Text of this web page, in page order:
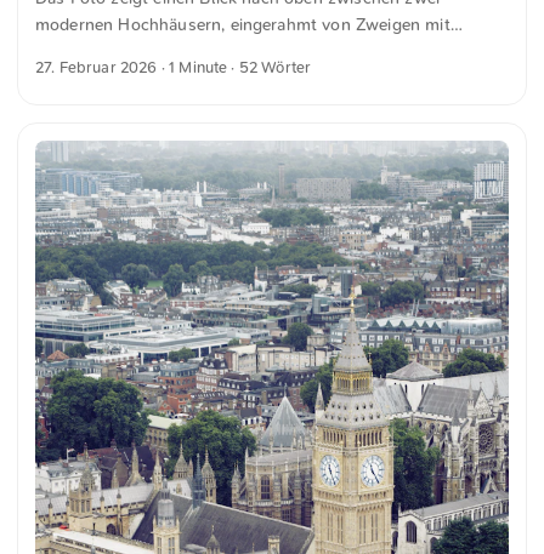
modernen Hochhäusern, eingerahmt von Zweigen mit
das Laub sichtbar, was eine dynamische urbane Atmosphäre
zum Foto
27. Februar 2026 · 1 Minute · 52 Wörter